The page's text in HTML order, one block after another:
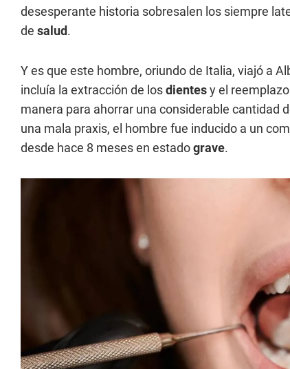
desesperante historia sobresalen los siempre
de salud.
Y es que este hombre, oriundo de Italia, viajó a
incluía la extracción de losdientesy el
manera para ahorrar una considerable cantidad
una mala praxis, el hombre fue inducido a un
desde hace 8 meses en estadograve.